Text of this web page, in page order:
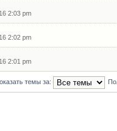
2:03 pm
2:02 pm
2:01 pm
темы за: